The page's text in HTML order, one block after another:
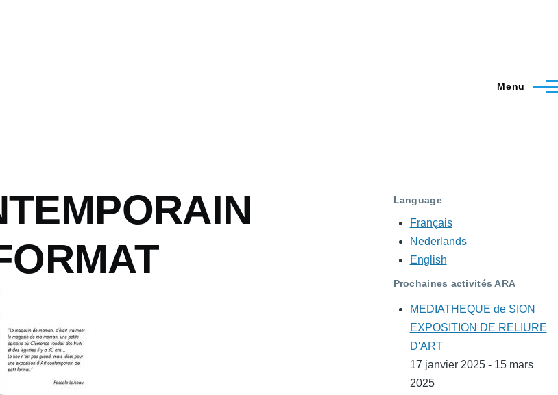
Menu
Language
Français
Nederlands
English
Prochaines activités ARA
MEDIATHEQUE de SION
EXPOSITION DE RELIURE
D'ART
17 janvier 2025 - 15 mars
2025